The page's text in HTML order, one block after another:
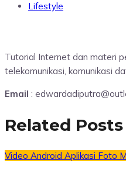
Lifestyle
Tutorial Internet dan materi
telekomunikasi, komunikasi
Email :
Related Posts
Video Android Aplikasi Foto